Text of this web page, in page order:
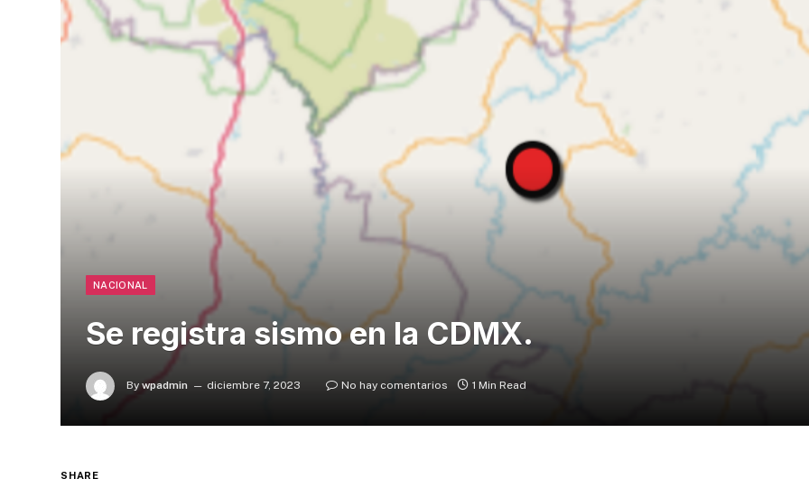
NACIONAL
Se registra sismo en la CDMX.
By wpadmin diciembre 7, 2023 No hay comentarios 1 Min Read
SHARE